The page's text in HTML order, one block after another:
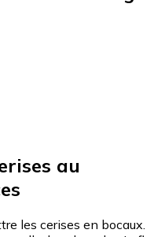
au
les cerises en bocaux.